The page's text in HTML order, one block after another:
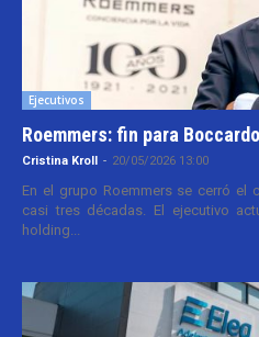
Ejecutivos
Roemmers: fin para Boccardo
Cristina Kroll - 20/05/2026 13:00
En el grupo Roemmers se cerró el
casi tres décadas. El ejecutivo
holding...